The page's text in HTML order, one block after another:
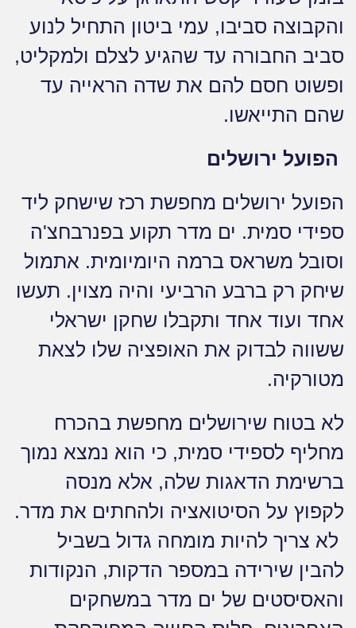
והקבוצה סביבו, עמי ביטון התחיל לנוע
סביב החבורה עד שהגיע לצלם ולמקליט,
ופשוט חסם להם את שדה הראייה עד
שהם התייאשו.
הפועל ירושלים
הפועל ירושלים מחפשת רכז שישחק ליד
ספידי סמית. ים מדר תקוע בפנרבחצ'ה
וסובל משראס ברמה היומיומית. אתמול
שיחק רק ברבע הרביעי והיה מצוין. תעשו
אחד ועוד אחד ותקבלו שחקן ישראלי
ששווה לבדוק את האופציה שלו לצאת
מטורקיה.
לא בטוח שירושלים מחפשת בהכרח
מחליף לספידי סמית, כי הוא נמצא נמוך
ברשימת הדאגות שלה, אלא מנסה
לקפוץ על הסיטואציה ולהחתים את מדר.
לא צריך להיות מומחה גדול בשביל
להבין שירידה במספר הדקות, הנקודות
והאסיסטים של ים מדר במשחקים